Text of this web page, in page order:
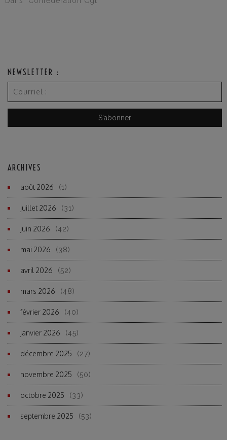
NEWSLETTER :
ARCHIVES
août 2026 (1)
juillet 2026 (31)
juin 2026 (42)
mai 2026 (38)
avril 2026 (52)
mars 2026 (48)
février 2026 (40)
janvier 2026 (45)
décembre 2025 (27)
novembre 2025 (50)
octobre 2025 (33)
septembre 2025 (53)